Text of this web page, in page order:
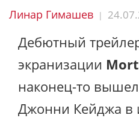
Линар Гимашев |
Дебютный
экранизации
наконец-то
Джонни Кейджа в